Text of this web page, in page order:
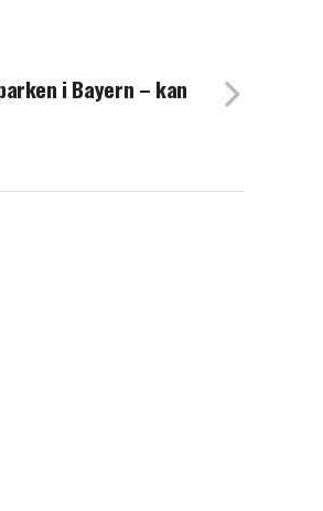
i Bayern – kan